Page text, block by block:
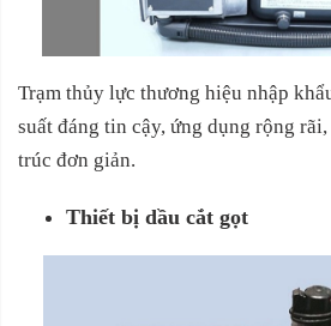
Trạm thủy lực thương hiệu nhập
suất đáng tin cậy, ứng dụng rộng
trúc đơn giản.
Thiết bị dầu cắt gọt